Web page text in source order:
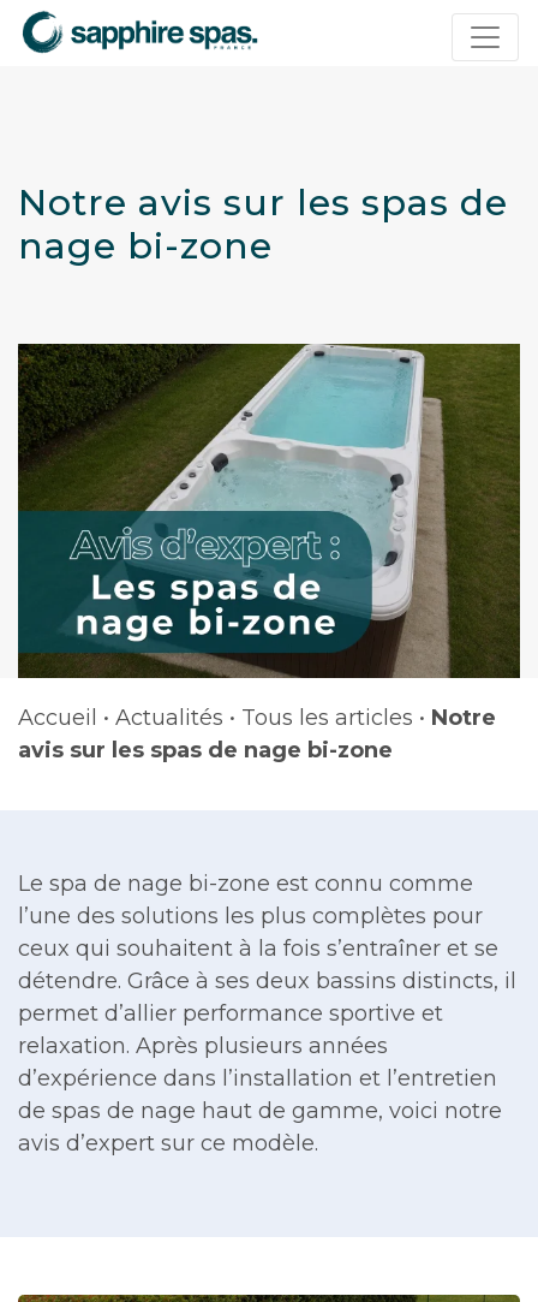
Notre avis sur les spas de
nage bi-zone
Accueil • Actualités • Tous les articles • Notre
avis sur les spas de nage bi-zone
Le spa de nage bi-zone est connu comme
l’une des solutions les plus complètes pour
ceux qui souhaitent à la fois s’entraîner et se
détendre. Grâce à ses deux bassins distincts, il
permet d’allier performance sportive et
relaxation. Après plusieurs années
d’expérience dans l’installation et l’entretien
de spas de nage haut de gamme, voici notre
avis d’expert sur ce modèle.
Panneau de gestion des cookies